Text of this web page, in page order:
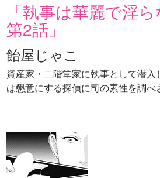
「執事は華麗で淫
第2話」
飴屋じゃこ
資産家・二階堂家に執事として潜
は懇意にする探偵に司の素性を調べ